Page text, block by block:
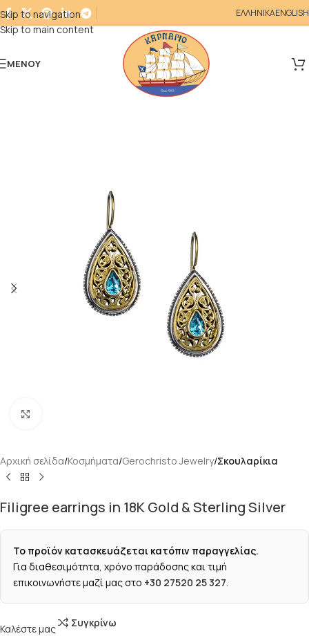
Skip to navigation
Skip to main content
ΕΛΛΗΝΙΚΑENGLISH
ΜΕΝΟΎ
Αρχική σελίδα Κοσμήματα Gerochristo Jewelry Σκουλαρίκια
Filigree earrings in 18K Gold & Sterling Silver
Το προϊόν κατασκευάζεται κατόπιν παραγγελίας.
Για διαθεσιμότητα, χρόνο παράδοσης και τιμή
επικοινωνήστε μαζί μας στο +30 27520 25 327.
Καλέστε μας
Συγκρίνω